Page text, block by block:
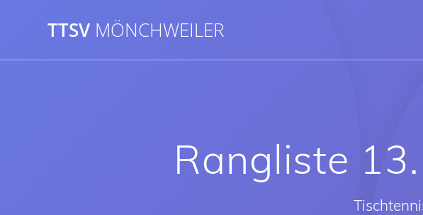
TTSV MÖNCHWEILER
Rangliste